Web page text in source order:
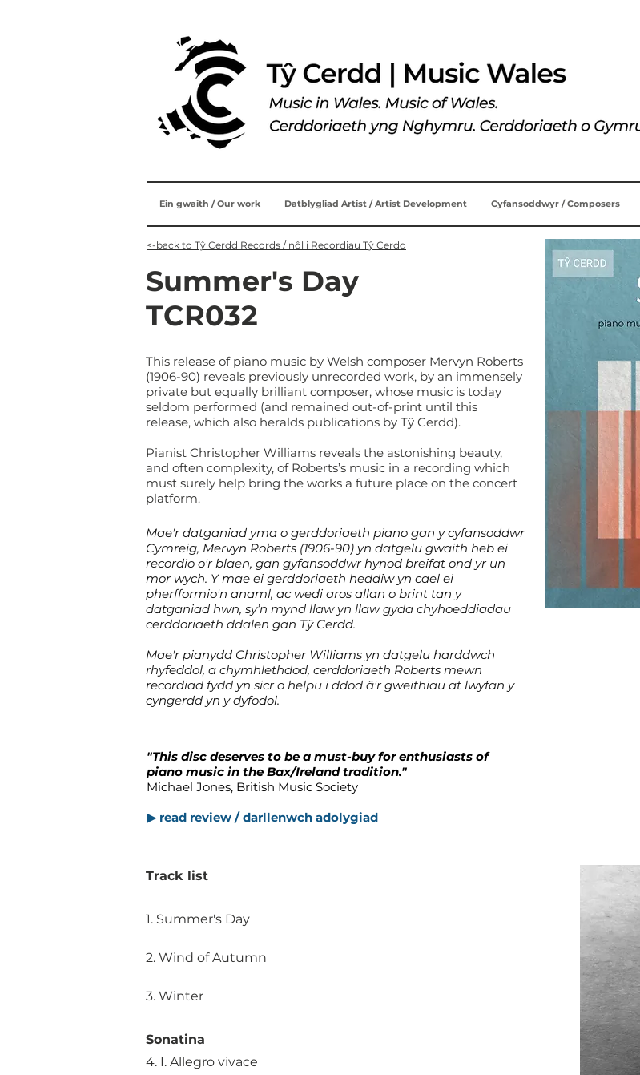
Ein gwaith / Our work Datblygliad Artist / Artist Development Cyfansoddwyr / Composers
<-back to Tŷ Cerdd Records / nôl i Recordiau Tŷ Cerdd
Summer's Day
TCR032
This release of piano music by Welsh composer Mervyn Roberts
(1906-90) reveals previously unrecorded work, by an immensely
private but equally brilliant composer, whose music is today
seldom performed (and remained out-of-print until this
release, which also heralds publications by Tŷ Cerdd).
Pianist Christopher Williams reveals the astonishing beauty,
and often complexity, of Roberts’s music in a recording which
must surely help bring the works a future place on the concert
platform.
Mae'r datganiad yma o gerddoriaeth piano gan y cyfansoddwr
Cymreig, Mervyn Roberts (1906-90) yn datgelu gwaith heb ei
recordio o'r blaen, gan gyfansoddwr hynod breifat ond yr un
mor wych. Y mae ei gerddoriaeth heddiw yn cael ei
pherfformio'n anaml, ac wedi aros allan o brint tan y
datganiad hwn, sy’n mynd llaw yn llaw gyda chyhoeddiadau
cerddoriaeth ddalen gan Tŷ Cerdd.
Mae'r pianydd Christopher Williams yn datgelu harddwch
rhyfeddol, a chymhlethdod, cerddoriaeth Roberts mewn
recordiad fydd yn sicr o helpu i ddod â'r gweithiau at lwyfan y
cyngerdd yn y dyfodol.
"This disc deserves to be a must-buy for enthusiasts of
piano music in the Bax/Ireland tradition."
Michael Jones, British Music Society
▶ read review / darllenwch adolygiad
Track list
1. Summer's Day
2. Wind of Autumn
3. Winter
Sonatina
4. I. Allegro vivace